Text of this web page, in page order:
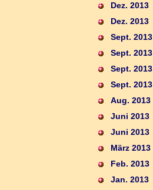
Dez. 2013
Dez. 2013
Sept. 2013
Sept. 2013
Sept. 2013
Sept. 2013
Aug. 2013
Juni 2013
Juni 2013
März 2013
Feb. 2013
Jan. 2013